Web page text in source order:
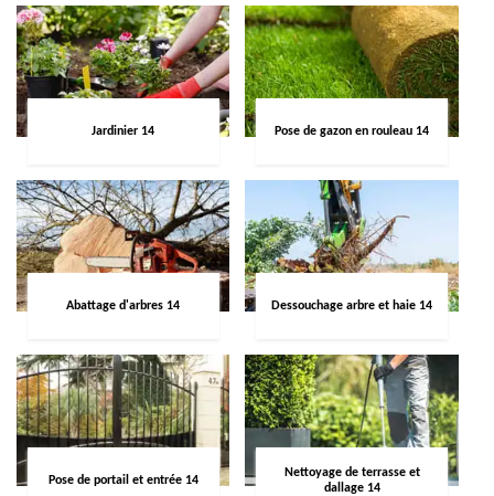
Jardinier 14 Pose de gazon en rouleau 14
Abattage d'arbres 14 Dessouchage arbre et haie 14
Pose de portail et entrée 14
Nettoyage de terrasse et
dallage 14